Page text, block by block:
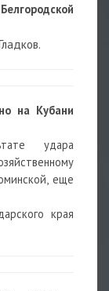
на Кубани
удара
еще
края